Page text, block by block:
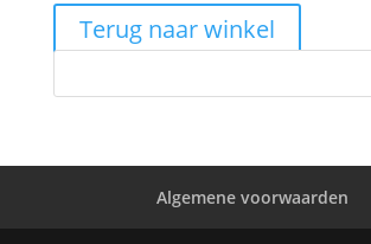
Terug naar winkel
Algemene voorwaarden